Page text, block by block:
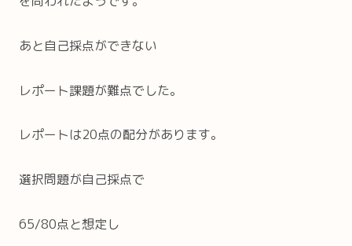
あと自己採点ができない
レポート課題が難点でした。
レポートは20点の配分があります。
選択問題が自己採点で
65/80点と想定し